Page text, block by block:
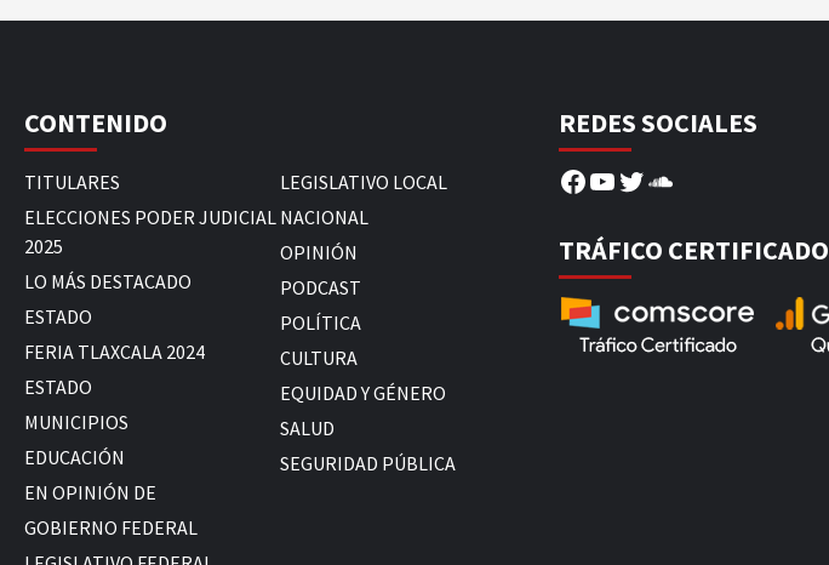
CONTENIDO
TITULARES
ELECCIONES PODER JUDICIAL
2025
LO MÁS DESTACADO
ESTADO
FERIA TLAXCALA 2024
ESTADO
MUNICIPIOS
EDUCACIÓN
EN OPINIÓN DE
GOBIERNO FEDERAL
LEGISLATIVO LOCAL
NACIONAL
OPINIÓN
PODCAST
POLÍTICA
CULTURA
EQUIDAD Y GÉNERO
SALUD
SEGURIDAD PÚBLICA
REDES SOCIALES
Facebook
YouTube
Twitter
SoundCloud
TRÁFICO CERTIFICADO